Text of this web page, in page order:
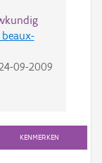
09-2009
KENMERKEN